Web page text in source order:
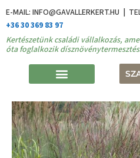
E-MAIL: INFO@GAVALLERKERT.HU |
+36 30 369 83 97
Kertészetünk családi vállalkozás,
óta foglalkozik